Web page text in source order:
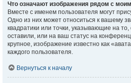
Что означают изображения рядом с
Вместе с именем пользователя могут
Одно из них может относиться к вашему
квадратики или точки, указывающие на
оставили, или на ваш статус на
крупное, изображение известно как
каждого пользователя.
Вернуться к началу